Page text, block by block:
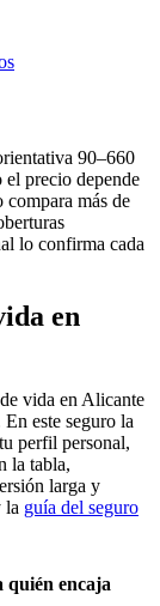
90–660
el precio depende
más de
lo confirma cada
en
vida en Alicante
este seguro la
perfil personal,
la tabla,
larga y
la guía del seguro
quién encaja